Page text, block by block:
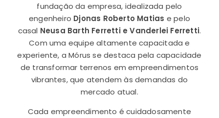
fundação da empresa, idealizada pelo
engenheiro Djonas Roberto Matias e pelo
casal Neusa Barth Ferretti e Vanderlei Ferretti.
Com uma equipe altamente capacitada e
experiente, a Mórus se destaca pela capacidade
de transformar terrenos em empreendimentos
vibrantes, que atendem às demandas do
mercado atual.
Cada empreendimento é cuidadosamente